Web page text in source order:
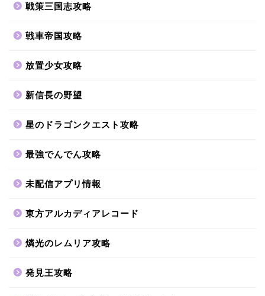
戦策三国志攻略
戦車帝国攻略
放置少女攻略
新信長の野望
星のドラゴンクエスト攻略
最強でんでん攻略
未配信アプリ情報
東方アルカディアレコード
燐光のレムリア攻略
発見王攻略